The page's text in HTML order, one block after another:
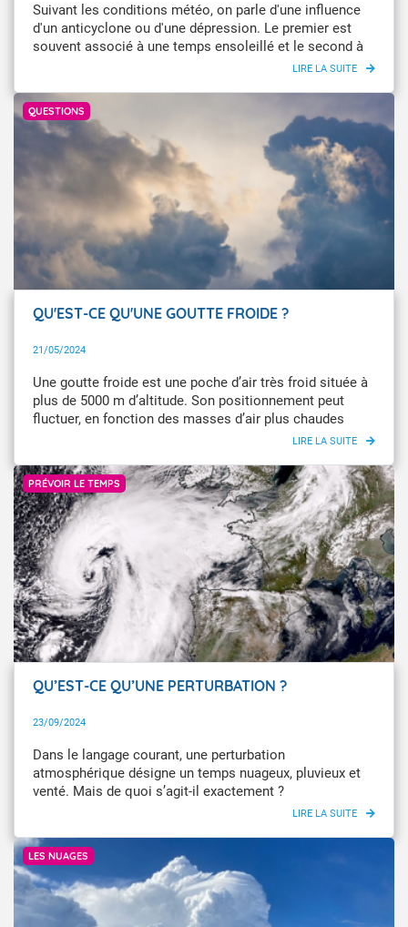
Suivant les conditions météo, on parle d'une influence
d'un anticyclone ou d'une dépression. Le premier est
souvent associé à une temps ensoleillé et le second à
un temps perturbé. Mais qu'en est-il vraiment ? À quoi
QUESTIONS
GettyImages
QU'EST-CE QU'UNE GOUTTE FROIDE ?
21/05/2024
Une goutte froide est une poche d’air très froid située à
plus de 5000 m d’altitude. Son positionnement peut
fluctuer, en fonction des masses d’air plus chaudes
PRÉVOIR LE TEMPS
Météo-France
QU’EST-CE QU’UNE PERTURBATION ?
23/09/2024
Dans le langage courant, une perturbation
atmosphérique désigne un temps nuageux, pluvieux et
venté. Mais de quoi s’agit-il exactement ?
LES NUAGES
© Météo-France / Nemo Pawlowski